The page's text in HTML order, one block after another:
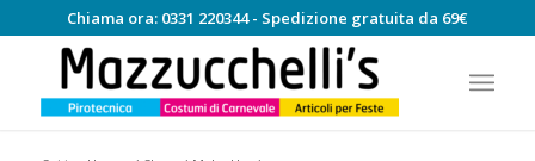
Chiama ora: 0331 220344- Spedizione gratuita da 69€